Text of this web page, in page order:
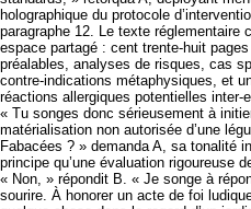
holographique du protocole
paragraphe 12. Le texte réglementaire
espace partagé : cent trente-huit
préalables, analyses de risques, cas
contre-indications métaphysiques, et
réactions allergiques potentielles inter-
« Tu songes donc sérieusement à
matérialisation non autorisée d’une
Fabacées ? » demanda A, sa tonalité
principe qu’une évaluation rigoureuse
« Non, » répondit B. « Je songe à
sourire. À honorer un acte de foi